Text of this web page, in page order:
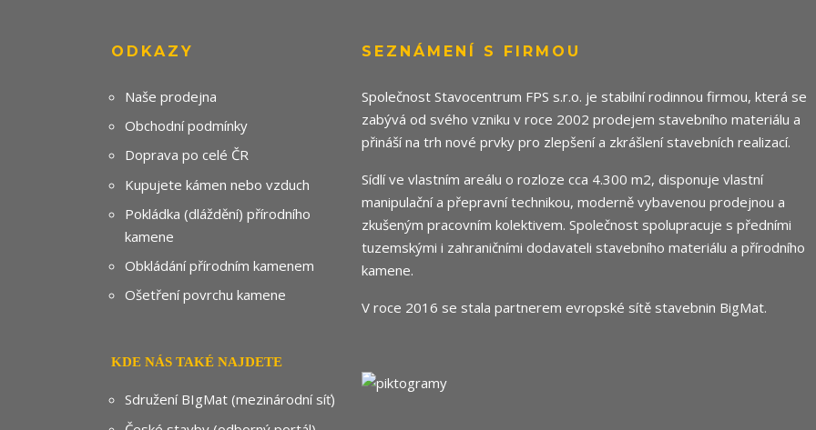
ODKAZY
Naše prodejna
Obchodní podmínky
Doprava po celé ČR
Kupujete kámen nebo vzduch
Pokládka (dláždění) přírodního
kamene
Obkládání přírodním kamenem
Ošetření povrchu kamene
KDE NÁS TAKÉ NAJDETE
Sdružení BIgMat (mezinárodní síť)
SEZNÁMENÍ S FIRMOU
Společnost Stavocentrum FPS s.r.o. je stabilní rodinnou firmou, která se
zabývá od svého vzniku v roce 2002 prodejem stavebního materiálu a
přináší na trh nové prvky pro zlepšení a zkrášlení stavebních realizací.
Sídlí ve vlastním areálu o rozloze cca 4.300 m2, disponuje vlastní
manipulační a přepravní technikou, moderně vybavenou prodejnou a
zkušeným pracovním kolektivem. Společnost spolupracuje s předními
tuzemskými i zahraničními dodavateli stavebního materiálu a přírodního
kamene.
V roce 2016 se stala partnerem evropské sítě stavebnin BigMat.